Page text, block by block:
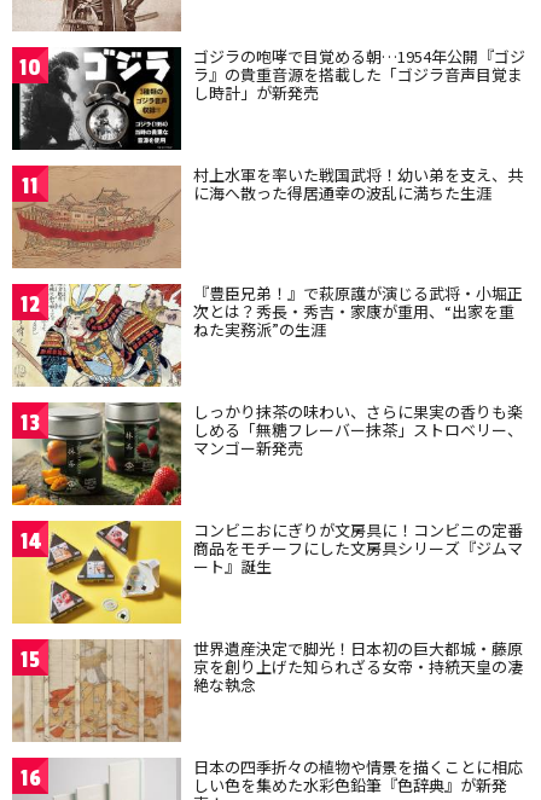
10 ゴジラの咆哮で目覚める朝…1954年公開『ゴジ
ラ』の貴重音源を搭載した「ゴジラ音声目覚ま
し時計」が新発売
11 村上水軍を率いた戦国武将！幼い弟を支え、共
に海へ散った得居通幸の波乱に満ちた生涯
12 『豊臣兄弟！』で萩原護が演じる武将・小堀正
次とは？秀長・秀吉・家康が重用、“出家を重
ねた実務派”の生涯
13 しっかり抹茶の味わい、さらに果実の香りも楽
しめる「無糖フレーバー抹茶」ストロベリー、
マンゴー新発売
14 コンビニおにぎりが文房具に！コンビニの定番
商品をモチーフにした文房具シリーズ『ジムマ
ート』誕生
15 世界遺産決定で脚光！日本初の巨大都城・藤原
京を創り上げた知られざる女帝・持統天皇の凄
絶な執念
16 日本の四季折々の植物や情景を描くことに相応
しい色を集めた水彩色鉛筆『色辞典』が新発